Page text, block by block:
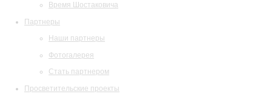
Время Шостаковича
Партнеры
Наши партнеры
Фотогалерея
Стать партнером
Просветительские проекты